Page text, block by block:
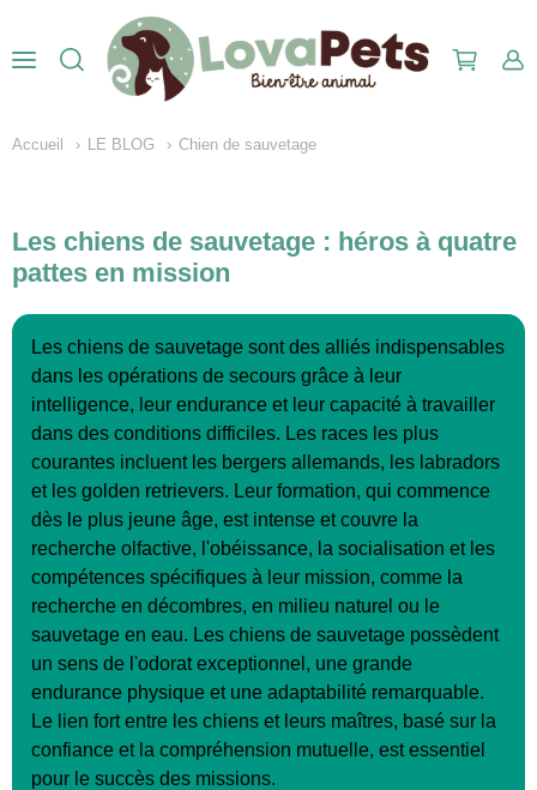
Accueil LE BLOG Chien de sauvetage
Les chiens de sauvetage : héros à quatre
pattes en mission
Les chiens de sauvetage sont des alliés indispensables
dans les opérations de secours grâce à leur
intelligence, leur endurance et leur capacité à travailler
dans des conditions difficiles. Les races les plus
courantes incluent les bergers allemands, les labradors
et les golden retrievers. Leur formation, qui commence
dès le plus jeune âge, est intense et couvre la
recherche olfactive, l'obéissance, la socialisation et les
compétences spécifiques à leur mission, comme la
recherche en décombres, en milieu naturel ou le
sauvetage en eau. Les chiens de sauvetage possèdent
un sens de l'odorat exceptionnel, une grande
endurance physique et une adaptabilité remarquable.
Le lien fort entre les chiens et leurs maîtres, basé sur la
confiance et la compréhension mutuelle, est essentiel
pour le succès des missions.